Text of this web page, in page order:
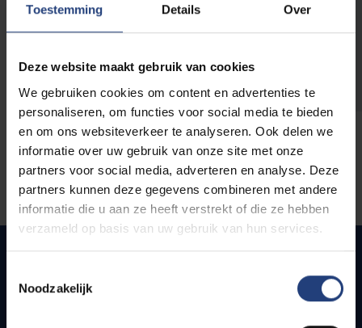
Toestemming Details Over
Deze website maakt gebruik van cookies
We gebruiken cookies om content en advertenties te
personaliseren, om functies voor social media te bieden
en om ons websiteverkeer te analyseren. Ook delen we
informatie over uw gebruik van onze site met onze
partners voor social media, adverteren en analyse. Deze
partners kunnen deze gegevens combineren met andere
informatie die u aan ze heeft verstrekt of die ze hebben
verzameld op basis van uw gebruik van hun services.
Noodzakelijk
Snel naar